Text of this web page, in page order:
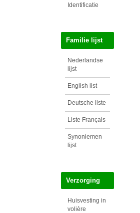
Identificatie
Familie lijst
Nederlandse
lijst
English list
Deutsche liste
Liste Français
Synoniemen
lijst
Verzorging
Huisvesting in
volière